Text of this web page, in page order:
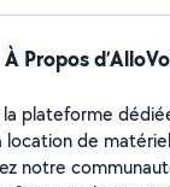
À Propos
la plateforme
location de
notre